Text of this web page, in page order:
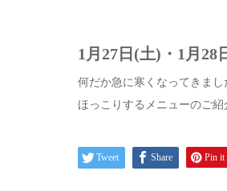
1月27日(土)・1月28
何だか急に寒くなってきまし
ほっこりするメニューのご紹
Tweet Share Pin it